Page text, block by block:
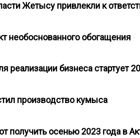
Жетысу привлекли к
необоснованного обогащения
реализации бизнеса стартует
производство кумыса
получить осенью 2023 года в